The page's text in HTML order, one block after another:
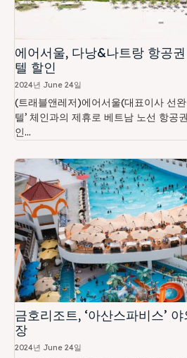
에어서울, 다낭&나트랑 항공권
텔 할인
2024년 June 24일
(트래블앤레저)에어서울(대표이사 선
텔’ 체인과의 제휴로 베트남 노선 항공
인...
금호리조트, ‘아산스파비스’
장
2024년 June 24일